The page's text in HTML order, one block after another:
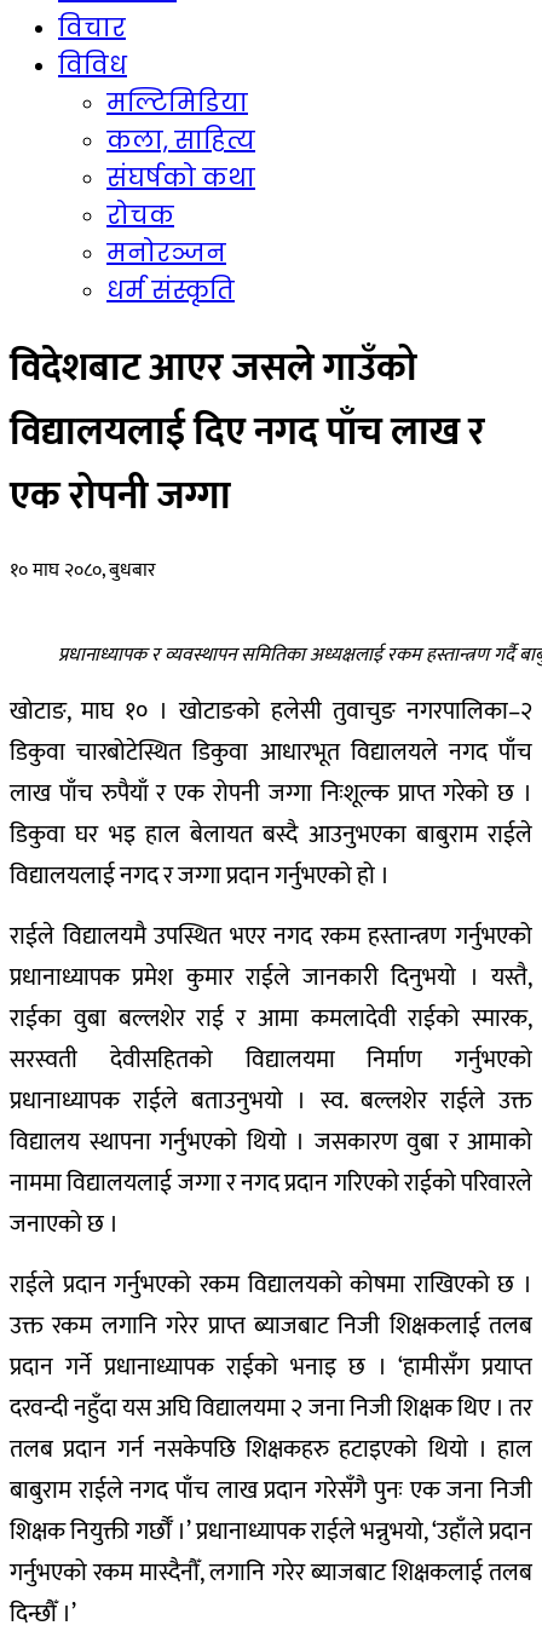
विचार
विविध
मल्टिमिडिया
कला, साहित्य
संघर्षको कथा
रोचक
मनोरञ्जन
धर्म संस्कृति
विदेशबाट आएर जसले गाउँको
विद्यालयलाई दिए नगद पाँच लाख र
एक रोपनी जग्गा
१० माघ २०८०, बुधबार
प्रधानाध्यापक र व्यवस्थापन समितिका अध्यक्षलाई रकम हस्तान्त्रण गर्दै
खोटाङ, माघ १० । खोटाङको हलेसी तुवाचुङ नगरपालिका–२
डिकुवा चारबोटेस्थित डिकुवा आधारभूत विद्यालयले नगद पाँच
लाख पाँच रुपैयाँ र एक रोपनी जग्गा निःशूल्क प्राप्त गरेको छ ।
डिकुवा घर भइ हाल बेलायत बस्दै आउनुभएका बाबुराम राईले
विद्यालयलाई नगद र जग्गा प्रदान गर्नुभएको हो ।
राईले विद्यालयमै उपस्थित भएर नगद रकम हस्तान्त्रण गर्नुभएको
प्रधानाध्यापक प्रमेश कुमार राईले जानकारी दिनुभयो । यस्तै,
राईका वुबा बल्लशेर राई र आमा कमलादेवी राईको स्मारक,
सरस्वती देवीसहितको विद्यालयमा निर्माण गर्नुभएको
प्रधानाध्यापक राईले बताउनुभयो । स्व. बल्लशेर राईले उक्त
विद्यालय स्थापना गर्नुभएको थियो । जसकारण वुबा र आमाको
नाममा विद्यालयलाई जग्गा र नगद प्रदान गरिएको राईको परिवारले
जनाएको छ ।
राईले प्रदान गर्नुभएको रकम विद्यालयको कोषमा राखिएको छ ।
उक्त रकम लगानि गरेर प्राप्त ब्याजबाट निजी शिक्षकलाई तलब
प्रदान गर्ने प्रधानाध्यापक राईको भनाइ छ । ‘हामीसँग प्रयाप्त
दरवन्दी नहुँदा यस अघि विद्यालयमा २ जना निजी शिक्षक थिए । तर
तलब प्रदान गर्न नसकेपछि शिक्षकहरु हटाइएको थियो । हाल
बाबुराम राईले नगद पाँच लाख प्रदान गरेसँगै पुनः एक जना निजी
शिक्षक नियुक्ती गर्छौँ ।’ प्रधानाध्यापक राईले भन्नुभयो, ‘उहाँले प्रदान
गर्नुभएको रकम मास्दैनौँ, लगानि गरेर ब्याजबाट शिक्षकलाई तलब
दिन्छौँ ।’